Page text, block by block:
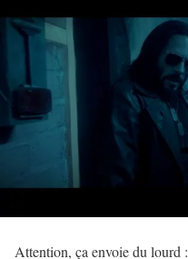
Attention, ça envoie du lourd :